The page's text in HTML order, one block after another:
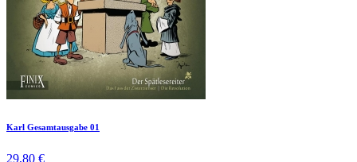
Karl Gesamtausgabe 01
29,80 €